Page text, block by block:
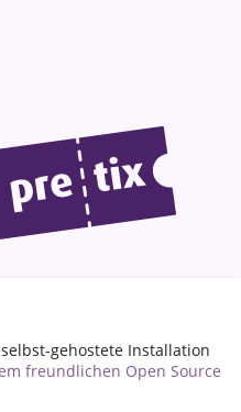
gehostete Installation
freundlichen Open Source